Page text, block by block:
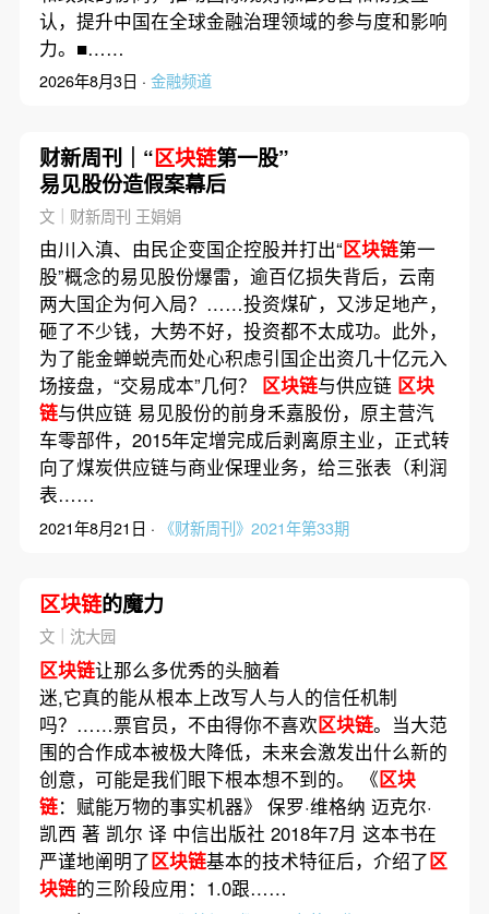
认，提升中国在全球金融治理领域的参与度和影响
力。■……
2026年8月3日 · 金融频道
财新周刊｜“区块链第一股”
易见股份造假案幕后
文｜财新周刊 王娟娟
由川入滇、由民企变国企控股并打出“区块链第一
股”概念的易见股份爆雷，逾百亿损失背后，云南
两大国企为何入局？……投资煤矿，又涉足地产，
砸了不少钱，大势不好，投资都不太成功。此外，
为了能金蝉蜕壳而处心积虑引国企出资几十亿元入
场接盘，“交易成本”几何？ 区块链与供应链 区块
链与供应链 易见股份的前身禾嘉股份，原主营汽
车零部件，2015年定增完成后剥离原主业，正式转
向了煤炭供应链与商业保理业务，给三张表（利润
表……
2021年8月21日 · 《财新周刊》2021年第33期
区块链的魔力
文｜沈大园
区块链让那么多优秀的头脑着
迷,它真的能从根本上改写人与人的信任机制
吗？……票官员，不由得你不喜欢区块链。当大范
围的合作成本被极大降低，未来会激发出什么新的
创意，可能是我们眼下根本想不到的。 《区块
链：赋能万物的事实机器》 保罗·维格纳 迈克尔·
凯西 著 凯尔 译 中信出版社 2018年7月 这本书在
严谨地阐明了区块链基本的技术特征后，介绍了区
块链的三阶段应用：1.0跟……